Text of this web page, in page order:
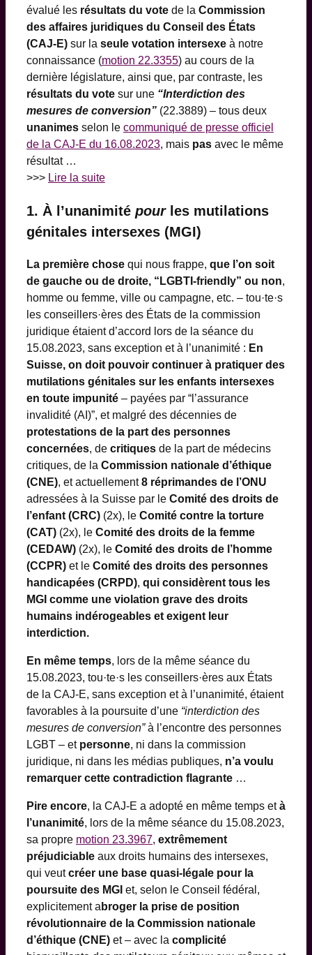
évalué les résultats du vote de la Commission
des affaires juridiques du Conseil des États
(CAJ-E) sur la seule votation intersexe à notre
connaissance (motion 22.3355) au cours de la
dernière législature, ainsi que, par contraste, les
résultats du vote sur une “Interdiction des
mesures de conversion” (22.3889) – tous deux
unanimes selon le communiqué de presse officiel
de la CAJ-E du 16.08.2023, mais pas avec le même
résultat …
>>> Lire la suite
1. À l’unanimité pourles mutilations
génitales intersexes (MGI)
La première chose qui nous frappe, que l’on soit
de gauche ou de droite, “LGBTI-friendly” ou non,
homme ou femme, ville ou campagne, etc. – tou·te·s
les conseillers·ères des États de la commission
juridique étaient d’accord lors de la séance du
15.08.2023, sans exception et à l’unanimité : En
Suisse, on doit pouvoir continuer à pratiquer des
mutilations génitales sur les enfants intersexes
en toute impunité – payées par “l’assurance
invalidité (AI)”, et malgré des décennies de
protestations de la part des personnes
concernées, de critiques de la part de médecins
critiques, de la Commission nationale d’éthique
(CNE), et actuellement8 réprimandes de l’ONU
adressées à la Suisse par le Comité des droits de
l’enfant (CRC) (2x), le Comité contre la torture
(CAT) (2x), le Comité des droits de la femme
(CEDAW) (2x), le Comité des droits de l’homme
(CCPR) et le Comité des droits des personnes
handicapées (CRPD), qui considèrent tous les
MGI comme une violation grave des droits
humains indérogeables et exigent leur
interdiction.
En même temps, lors de la même séance du
15.08.2023, tou·te·s les conseillers·ères aux États
de la CAJ-E, sans exception et à l’unanimité, étaient
favorables à la poursuite d’une “interdiction des
mesures de conversion”à l’encontre des personnes
LGBT – et personne, ni dans la commission
juridique, ni dans les médias publiques, n’a voulu
remarquer cette contradiction flagrante …
Pire encore, la CAJ-E a adopté en même temps età
l’unanimité, lors de la même séance du 15.08.2023,
sa propre motion 23.3967, extrêmement
préjudiciable aux droits humains des intersexes,
qui veutcréer une base quasi-légale pour la
poursuite des MGI et, selon le Conseil fédéral,
explicitement a broger la prise de position
révolutionnaire de la Commission nationale
d’éthique (CNE) et – avec la complicité